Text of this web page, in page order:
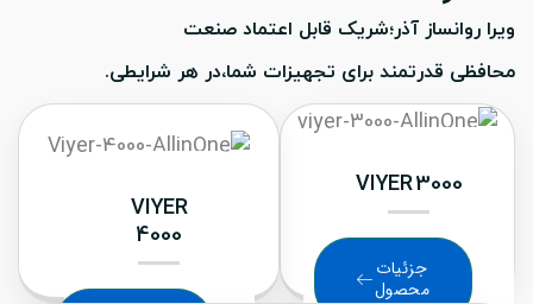
آذر؛شریک قابل اعتماد صنعت
قدرتمند برای تجهیزات شما،در هر شرایطی.
VIYER 3000
جزئیات
محصول